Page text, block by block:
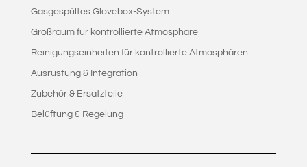
Gasgespültes Glovebox-System
Großraum für kontrollierte Atmosphäre
Reinigungseinheiten für kontrollierte Atmosphären
Ausrüstung & Integration
Zubehör & Ersatzteile
Belüftung & Regelung